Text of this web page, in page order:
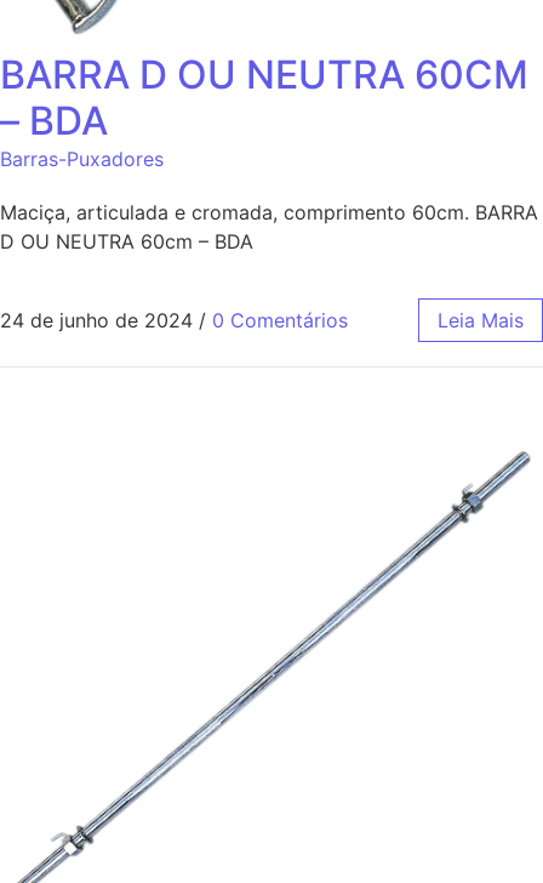
BARRA D OU NEUTRA 60CM
– BDA
Barras-Puxadores
Maciça, articulada e cromada, comprimento 60cm. BARRA
D OU NEUTRA 60cm – BDA
24 de junho de 2024 / 0 Comentários Leia Mais